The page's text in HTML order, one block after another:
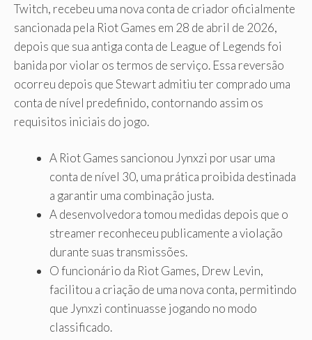
Twitch, recebeu uma nova conta de criador oficialmente
sancionada pela Riot Games em 28 de abril de 2026,
depois que sua antiga conta de League of Legends foi
banida por violar os termos de serviço. Essa reversão
ocorreu depois que Stewart admitiu ter comprado uma
conta de nível predefinido, contornando assim os
requisitos iniciais do jogo.
A Riot Games sancionou Jynxzi por usar uma
conta de nível 30, uma prática proibida destinada
a garantir uma combinação justa.
A desenvolvedora tomou medidas depois que o
streamer reconheceu publicamente a violação
durante suas transmissões.
O funcionário da Riot Games, Drew Levin,
facilitou a criação de uma nova conta, permitindo
que Jynxzi continuasse jogando no modo
classificado.